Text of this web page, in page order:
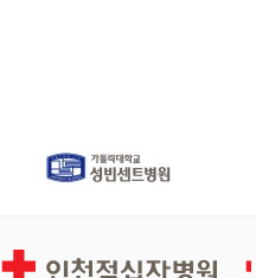
인천적십자병원